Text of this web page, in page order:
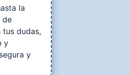
la
de
tus dudas,
y
y